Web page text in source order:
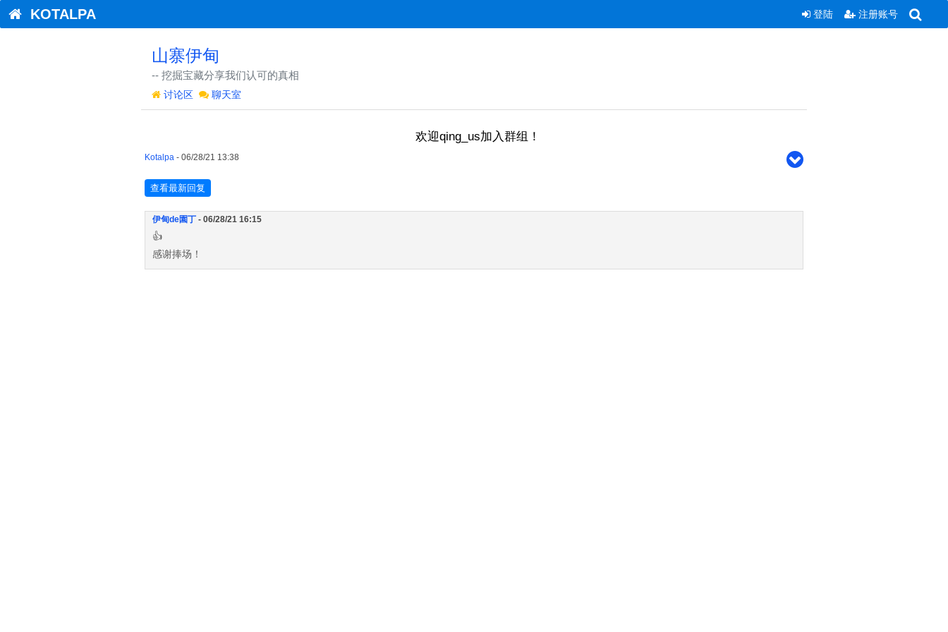
KOTALPA 登陆 注册账号
山寨伊甸
-- 挖掘宝藏分享我们认可的真相
讨论区 聊天室
欢迎qing_us加入群组！
Kotalpa - 06/28/21 13:38
查看最新回复
伊甸de園丁 - 06/28/21 16:15
👍
感谢捧场！